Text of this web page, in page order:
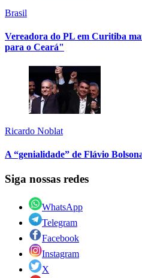
Brasil
Vereadora do PL em Curitiba
para o Ceará"
Ricardo Noblat
A “genialidade” de Flávio
Siga nossas redes
WhatsApp
Telegram
Facebook
Instagram
X